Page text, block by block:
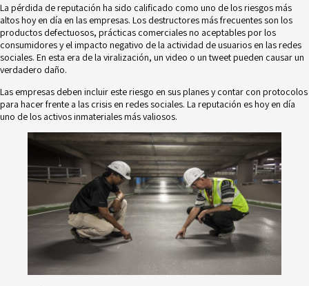
La pérdida de reputación ha sido calificado como uno de los riesgos más
altos hoy en día en las empresas. Los destructores más frecuentes son los
productos defectuosos, prácticas comerciales no aceptables por los
consumidores y el impacto negativo de la actividad de usuarios en las redes
sociales. En esta era de la viralización, un video o un tweet pueden causar un
verdadero daño.
Las empresas deben incluir este riesgo en sus planes y contar con protocolos
para hacer frente a las crisis en redes sociales. La reputación es hoy en día
uno de los activos inmateriales más valiosos.